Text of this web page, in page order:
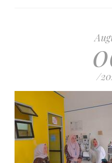
/